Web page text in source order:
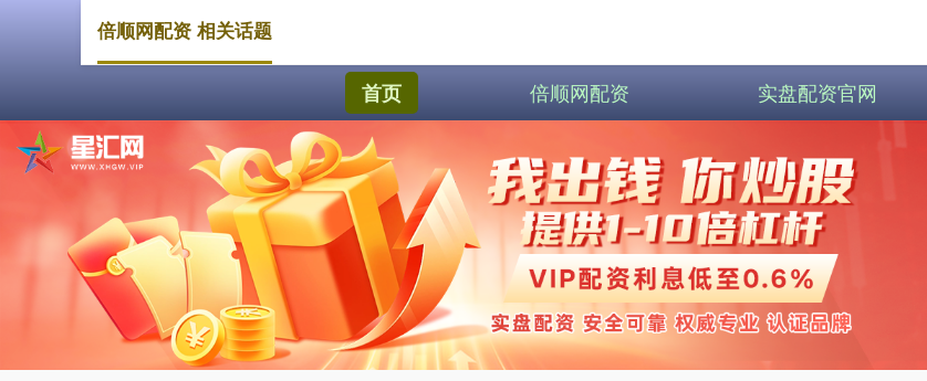
首页 倍顺网配资 实盘配资官网
倍顺网配资 相关话题